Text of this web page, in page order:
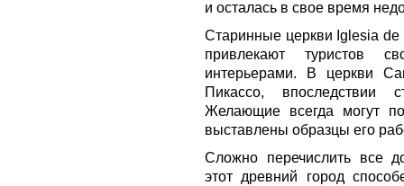
и осталась в свое время
Старинные церкви Iglesia
привлекают туристов
интерьерами. В церкви
Пикассо, впоследствии
Желающие всегда могут
выставлены образцы его
Сложно перечислить все
этот древний город